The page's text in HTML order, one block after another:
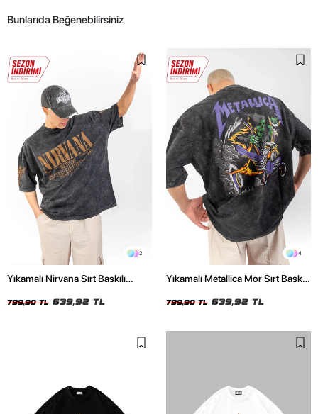
Bunlarıda Beğenebilirsiniz
2
Yıkamalı Nirvana Sırt Baskılı
799,90 TL 639,92 TL
4
Yıkamalı Metallica Mor Sırt Baskılı
799,90 TL 639,92 TL